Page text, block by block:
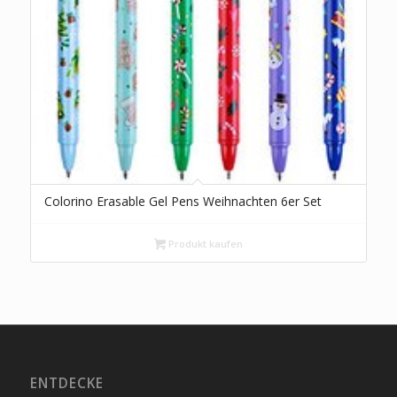
Colorino Erasable Gel Pens Weihnachten 6er Set
Produkt kaufen
ENTDECKE